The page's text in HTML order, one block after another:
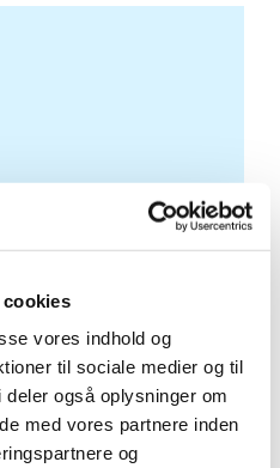
cookies
vores indhold og
til sociale medier og til
også oplysninger om
med vores partnere inden
og